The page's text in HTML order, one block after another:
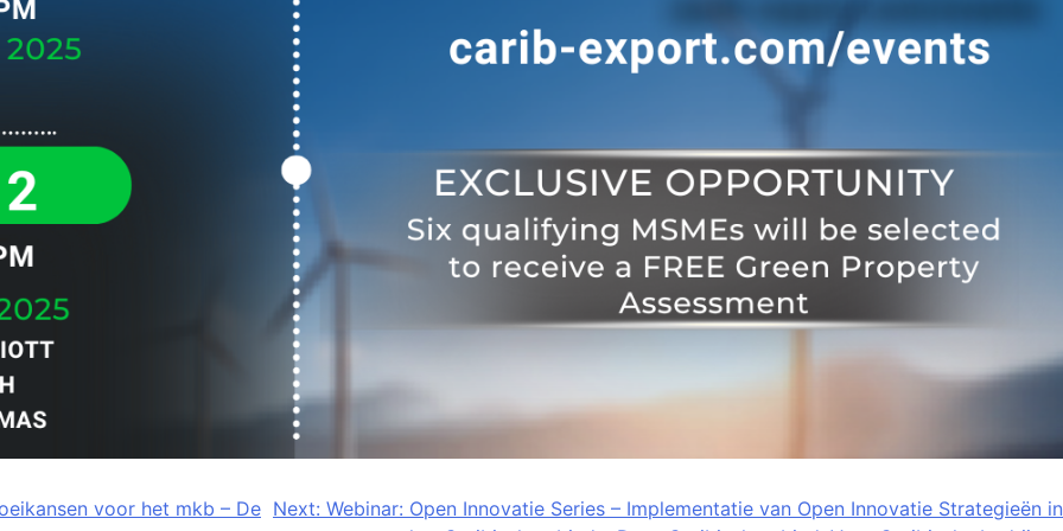
voor het mkb – De Next: Webinar: Open Innovatie Series – Implementatie van Open Innovatie Strategieën in